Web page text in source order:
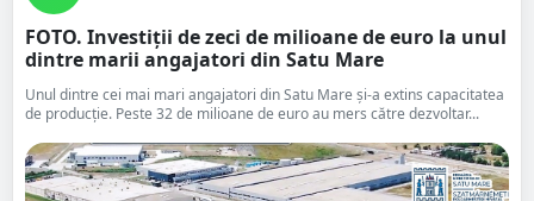
FOTO. Investiții de zeci de milioane de euro la unul
dintre marii angajatori din Satu Mare
Unul dintre cei mai mari angajatori din Satu Mare și-a extins capacitatea
de producție. Peste 32 de milioane de euro au mers către dezvoltar...